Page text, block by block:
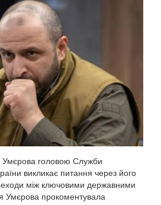
головою Служби
викликає питання через його
між ключовими державними
Умєрова прокоментувала